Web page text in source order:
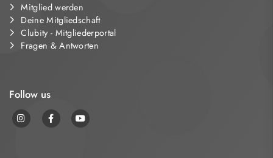
Mitglied werden
Deine Mitgliedschaft
Clubity - Mitgliederportal
Fragen & Antworten
Follow us